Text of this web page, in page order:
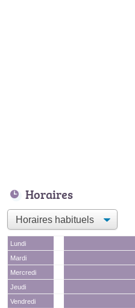
Horaires
Lundi
Mardi
Mercredi
Jeudi
Vendredi